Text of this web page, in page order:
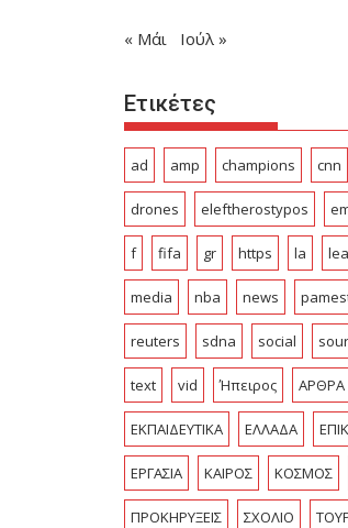
« Μάι Ιούλ »
Ετικέτες
ad amp champions cnn
drones eleftherostypos
f fifa gr https la
media nba news
reuters sdna social
text vid Ήπειρος ΑΡΘΡΑ
ΕΚΠΑΙΔΕΥΤΙΚΑ ΕΛΛΑΔΑ
ΕΡΓΑΣΙΑ ΚΑΙΡΟΣ ΚΟΣΜΟΣ
ΠΡΟΚΗΡΥΞΕΙΣ ΣΧΟΛΙΟ